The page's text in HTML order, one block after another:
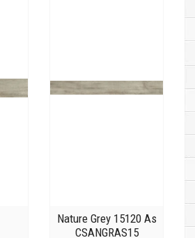
Nature Grey 15120 As
CSANGRAS15